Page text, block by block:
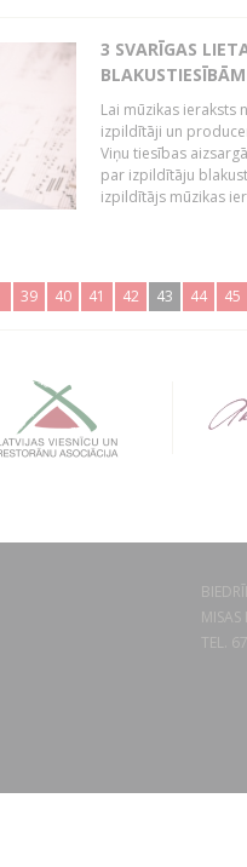
3 SVARĪGAS
BLAKUSTIESĪBĀM
Lai mūzikas ieraksts
izpildītāji un
Viņu tiesības
par izpildītāju
izpildītājs mūzikas
39 40 41 42 43 44 45
TEL.